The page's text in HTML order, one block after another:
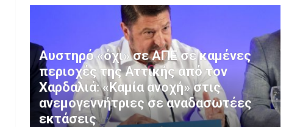
Αυστηρό «όχι» σε ΑΠΕ σε καμένες
περιοχές της Αττικής από τον
Χαρδαλιά: «Καμία ανοχή» στις
ανεμογεννήτριες σε αναδασωτέες
εκτάσεις